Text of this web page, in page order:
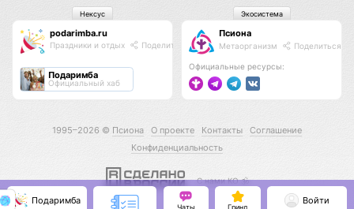
podarimba.ru
Праздники и отдых Поделиться
Подаримба
Официальный хаб
Нексус
Псиона
Метаорганизм Поделиться
Официальные ресурсы:
Экосистема
1995–2026 © Псиона О проекте Контакты
Соглашение
Конфиденциальность
С нами КО 🕉️
Подаримба
Чаты Гринд
Войти